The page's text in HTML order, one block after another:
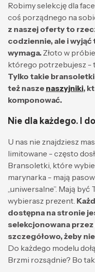
Robimy selekcję dla
coś porządnego na
z naszej oferty to
codziennie, ale i
wymaga. Złoto w
którego potrzebujesz -
Tylko takie
też nasze naszyjniki,
komponować.
Nie dla każdego. I
U nas nie znajdziesz
limitowane - często
Bransoletki, które
marynarka - mają
„uniwersalne”. Mają
wybierasz prezent.
dostępna na stronie
selekcjonowana przez
szczegółowo, żeby
Do każdego modelu
Brzmi rozsądnie? Bo